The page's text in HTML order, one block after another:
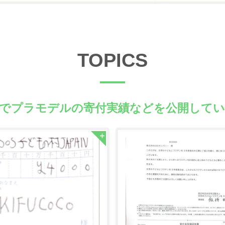
TOPICS
プラモデルの寄付実績などを公開して